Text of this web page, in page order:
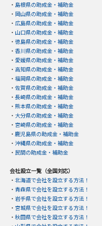
・ 島根県の助成金・補助金
・ 岡山県の助成金・補助金
・ 広島県の助成金・補助金
・ 山口県の助成金・補助金
・ 徳島県の助成金・補助金
・ 香川県の助成金・補助金
・ 愛媛県の助成金・補助金
・ 高知県の助成金・補助金
・ 福岡県の助成金・補助金
・ 佐賀県の助成金・補助金
・ 長崎県の助成金・補助金
・ 熊本県の助成金・補助金
・ 大分県の助成金・補助金
・ 宮崎県の助成金・補助金
・ 鹿児島県の助成金・補助金
・ 沖縄県の助成金・補助金
・ 民間の助成金・補助金
会社設立一覧（全国対応）
・ 北海道で会社を設立する方法！
・ 青森県で会社を設立する方法！
・ 岩手県で会社を設立する方法！
・ 宮城県で会社を設立する方法！
・ 秋田県で会社を設立する方法！